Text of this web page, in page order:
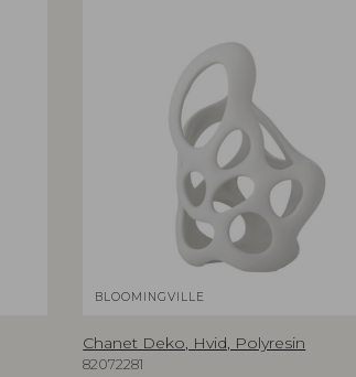
BLOOMINGVILLE
Chanet Deko, Hvid, Polyresin
82072281